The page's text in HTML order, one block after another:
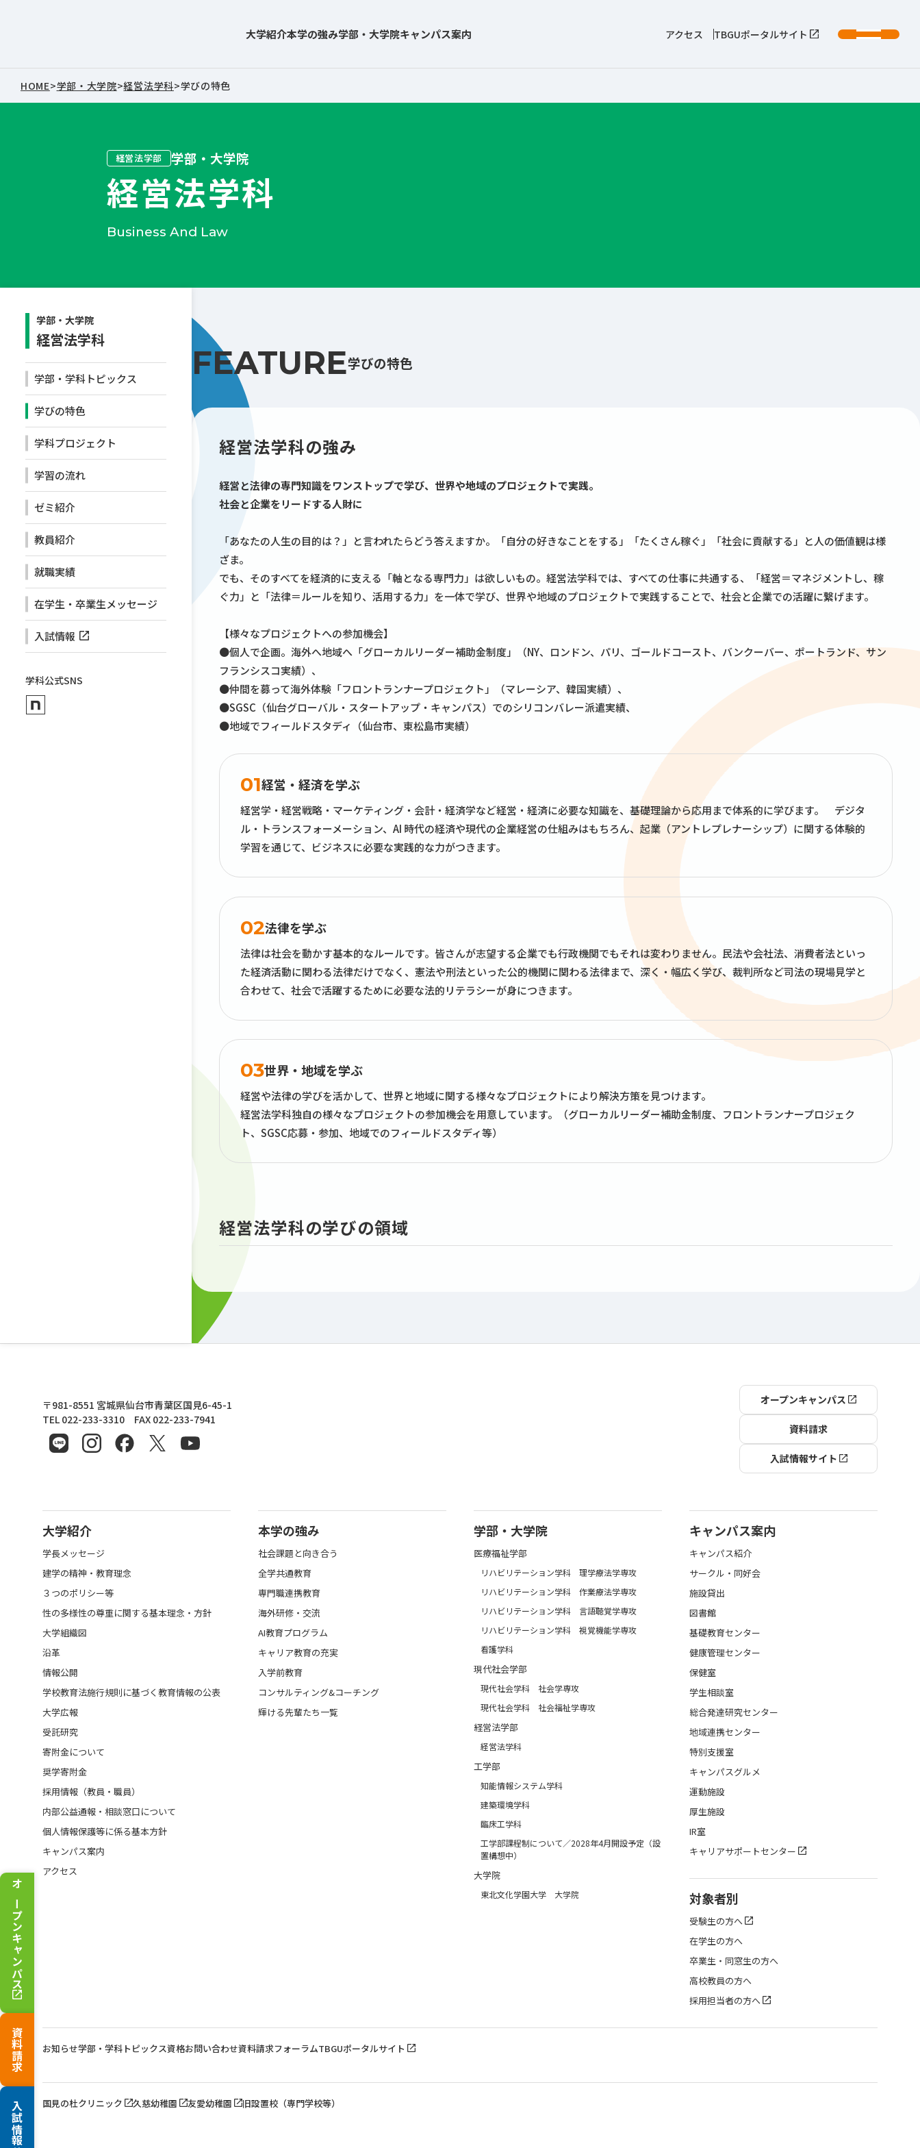
オープンキャンパス
資料請求
大学紹介本学の強み学部・大学院キャンパス案内 アクセス TBGUポータルサイト
HOME>学部・大学院>経営法学科>学びの特色
経営法学部 学部・大学院
経営法学科
Business And Law
学部・大学院
経営法学科
学部・学科トピックス
学びの特色
学科プロジェクト
学習の流れ
ゼミ紹介
教員紹介
就職実績
在学生・卒業生メッセージ
入試情報
学科公式SNS
学びの特色
FEATURE
経営法学科の強み
経営と法律の専門知識をワンストップで学び、世界や地域のプロジェクトで実践。
社会と企業をリードする人財に
「あなたの人生の目的は？」と言われたらどう答えますか。「自分の好きなことをする」「たくさん稼ぐ」「社会に貢献する」と人の価値観は様
ざま。
でも、そのすべてを経済的に支える「軸となる専門力」は欲しいもの。経営法学科では、すべての仕事に共通する、「経営＝マネジメントし、稼
ぐ力」と「法律＝ルールを知り、活用する力」を一体で学び、世界や地域のプロジェクトで実践することで、社会と企業での活躍に繋げます。
【様々なプロジェクトへの参加機会】
●個人で企画。海外へ地域へ「グローカルリーダー補助金制度」（NY、ロンドン、パリ、ゴールドコースト、バンクーバー、ポートランド、サン
フランシスコ実績）、
●仲間を募って海外体験「フロントランナープロジェクト」（マレーシア、韓国実績）、
●SGSC（仙台グローバル・スタートアップ・キャンパス）でのシリコンバレー派遣実績、
●地域でフィールドスタディ（仙台市、東松島市実績）
01経営・経済を学ぶ
経営学・経営戦略・マーケティング・会計・経済学など経営・経済に必要な知識を、基礎理論から応用まで体系的に学びます。 デジタ
ル・トランスフォーメーション、AI 時代の経済や現代の企業経営の仕組みはもちろん、起業（アントレプレナーシップ）に関する体験的
学習を通じて、ビジネスに必要な実践的な力がつきます。
02法律を学ぶ
法律は社会を動かす基本的なルールです。皆さんが志望する企業でも行政機関でもそれは変わりません。民法や会社法、消費者法といっ
た経済活動に関わる法律だけでなく、憲法や刑法といった公的機関に関わる法律まで、深く・幅広く学び、裁判所など司法の現場見学と
合わせて、社会で活躍するために必要な法的リテラシーが身につきます。
03世界・地域を学ぶ
経営や法律の学びを活かして、世界と地域に関する様々なプロジェクトにより解決方策を見つけます。
経営法学科独自の様々なプロジェクトの参加機会を用意しています。（グローカルリーダー補助金制度、フロントランナープロジェク
ト、SGSC応募・参加、地域でのフィールドスタディ等）
経営法学科の学びの領域
東北文化学園大学
〒981-8551 宮城県仙台市青葉区国見6-45-1
TEL 022-233-3310 FAX 022-233-7941
オープンキャンパス
資料請求
入試情報サイト
大学紹介
学長メッセージ
建学の精神・教育理念
３つのポリシー等
性の多様性の尊重に関する基本理念・方針
大学組織図
沿革
情報公開
学校教育法施行規則に基づく教育情報の公表
大学広報
受託研究
寄附金について
奨学寄附金
採用情報（教員・職員）
内部公益通報・相談窓口について
個人情報保護等に係る基本方針
キャンパス案内
アクセス
本学の強み
社会課題と向き合う
全学共通教育
専門職連携教育
海外研修・交流
AI教育プログラム
キャリア教育の充実
入学前教育
コンサルティング&コーチング
輝ける先輩たち一覧
学部・大学院
医療福祉学部
リハビリテーション学科 理学療法学専攻
リハビリテーション学科 作業療法学専攻
リハビリテーション学科 言語聴覚学専攻
リハビリテーション学科 視覚機能学専攻
看護学科
現代社会学部
現代社会学科 社会学専攻
現代社会学科 社会福祉学専攻
経営法学部
経営法学科
工学部
知能情報システム学科
建築環境学科
臨床工学科
工学部課程制について／2028年4月開設予定（設
置構想中）
大学院
東北文化学園大学 大学院
キャンパス案内
キャンパス紹介
サークル・同好会
施設貸出
図書館
基礎教育センター
健康管理センター
保健室
学生相談室
総合発達研究センター
地域連携センター
特別支援室
キャンパスグルメ
運動施設
厚生施設
IR室
キャリアサポートセンター
対象者別
受験生の方へ
在学生の方へ
卒業生・同窓生の方へ
高校教員の方へ
採用担当者の方へ
お知らせ学部・学科トピックス資格お問い合わせ資料請求フォーラムTBGUポータルサイト
国見の杜クリニック 久慈幼稚園 友愛幼稚園 旧設置校（専門学校等）